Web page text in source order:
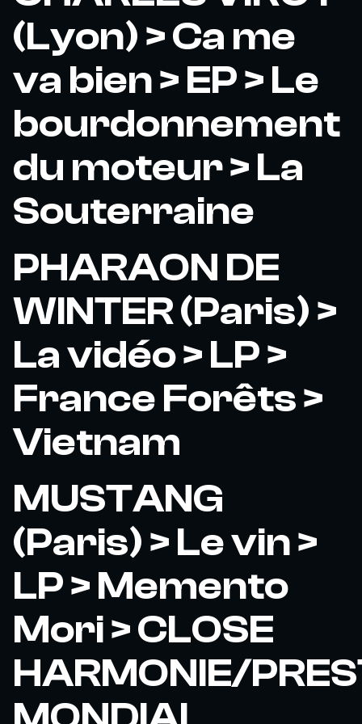
(Lyon) > Ca me
va bien > EP > Le
bourdonnement
du moteur > La
Souterraine
PHARAON DE
WINTER (Paris) >
La vidéo > LP >
France Forêts >
Vietnam
MUSTANG
(Paris) > Le vin >
LP > Memento
Mori > CLOSE
HARMONIE/